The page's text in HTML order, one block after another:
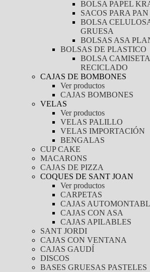
BOLSA PAPEL
SACOS PARA PAN
BOLSA
GRUESA
BOLSAS ASA
BOLSAS DE PLASTICO
BOLSA
RECICLADO
CAJAS DE BOMBONES
Ver productos
CAJAS BOMBONES
VELAS
Ver productos
VELAS PALILLO
VELAS IMPORTACIÓN
BENGALAS
CUP CAKE
MACARONS
CAJAS DE PIZZA
COQUES DE SANT JOAN
Ver productos
CARPETAS
CAJAS
CAJAS CON ASA
CAJAS APILABLES
SANT JORDI
CAJAS CON VENTANA
CAJAS GAUDÍ
DISCOS
BASES GRUESAS PASTELES